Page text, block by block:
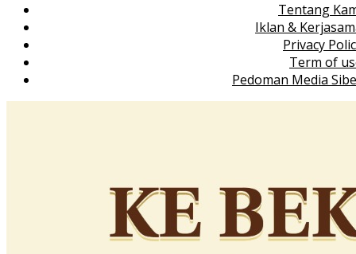
Tentang
Iklan &
Privacy
Term of
Pedoman Media